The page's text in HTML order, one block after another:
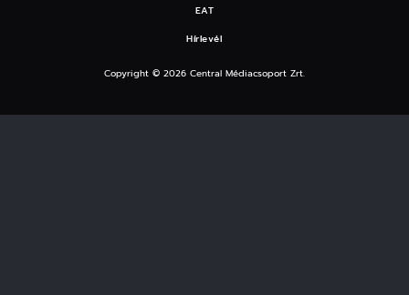
EAT
Hírlevél
Copyright © 2026 Central Médiacsoport Zrt.